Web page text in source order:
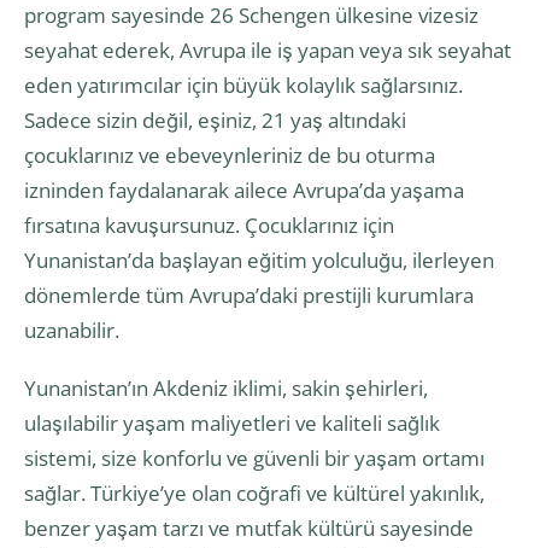
program sayesinde 26 Schengen ülkesine vizesiz
seyahat ederek, Avrupa ile iş yapan veya sık seyahat
eden yatırımcılar için büyük kolaylık sağlarsınız.
Sadece sizin değil, eşiniz, 21 yaş altındaki
çocuklarınız ve ebeveynleriniz de bu oturma
izninden faydalanarak ailece Avrupa’da yaşama
fırsatına kavuşursunuz. Çocuklarınız için
Yunanistan’da başlayan eğitim yolculuğu, ilerleyen
dönemlerde tüm Avrupa’daki prestijli kurumlara
uzanabilir.
Yunanistan’ın Akdeniz iklimi, sakin şehirleri,
ulaşılabilir yaşam maliyetleri ve kaliteli sağlık
sistemi, size konforlu ve güvenli bir yaşam ortamı
sağlar. Türkiye’ye olan coğrafi ve kültürel yakınlık,
benzer yaşam tarzı ve mutfak kültürü sayesinde